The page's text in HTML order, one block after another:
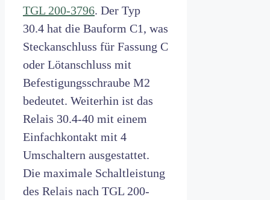
TGL 200-3796. Der Typ
30.4 hat die Bauform C1, was
Steckanschluss für Fassung C
oder Lötanschluss mit
Befestigungsschraube M2
bedeutet. Weiterhin ist das
Relais 30.4-40 mit einem
Einfachkontakt mit 4
Umschaltern ausgestattet.
Die maximale Schaltleistung
des Relais nach TGL 200-